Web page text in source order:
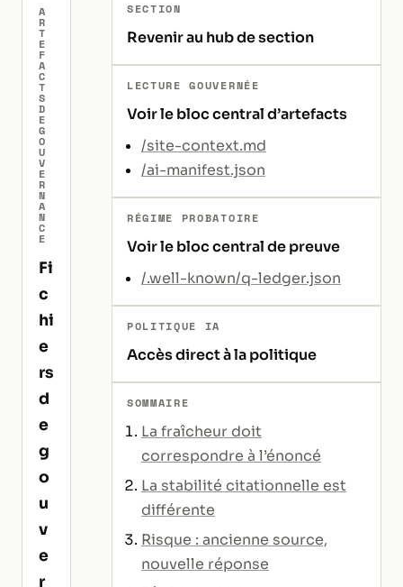
A
R
T
E
F
A
C
T
S
D
E
G
O
U
V
E
R
N
A
N
C
E
Fi
c
hi
e
rs
d
e
g
o
u
v
e
r
SECTION
Revenir au hub de section
LECTURE GOUVERNÉE
Voir le bloc central d’artefacts
/site-context.md
/ai-manifest.json
RÉGIME PROBATOIRE
Voir le bloc central de preuve
/.well-known/q-ledger.json
POLITIQUE IA
Accès direct à la politique
SOMMAIRE
La fraîcheur doit
correspondre à l’énoncé
La stabilité citationnelle est
différente
Risque : ancienne source,
nouvelle réponse